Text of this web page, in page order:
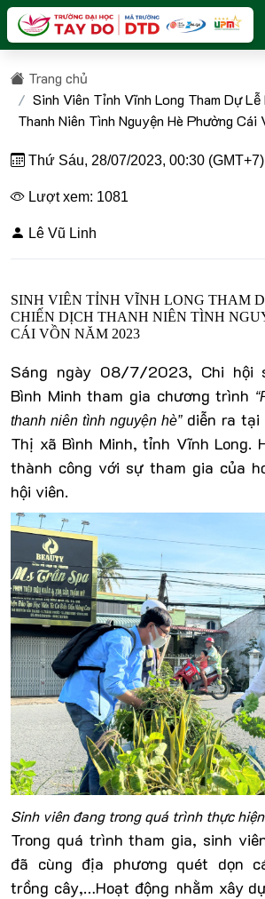
Trang chủ
Sinh Viên Tỉnh Vĩnh Long Tham Dự Lễ
Thanh Niên Tình Nguyện Hè Phường
Thứ Sáu, 28/07/2023, 00:30 (GMT+7)
Lượt xem: 1081
Lê Vũ Linh
SINH VIÊN TỈNH VĨNH LONG THAM
CHIẾN DỊCH THANH NIÊN TÌNH
CÁI VỒN NĂM 2023
Sáng ngày 08/7/2023, Chi hội
Bình Minh tham gia chương trình
thanh niên tình nguyện hè”diễn ra tại
Thị xã Bình Minh, tỉnh Vĩnh Long.
thành công với sự tham gia của
hội viên.
Sinh viên đang trong quá trình thực
Trong quá trình tham gia, sinh
đã cùng địa phương quét dọn
trồng cây,…Hoạt động nhằm xây